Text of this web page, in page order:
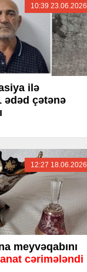
10:39 23.06.2026
ilə
ədəd çətənə
12:27 18.06.2026
meyvəqabını
cərimələndi